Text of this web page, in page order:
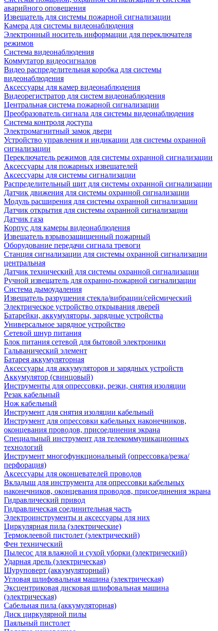
аварийного оповещения
Извещатель для системы пожарной сигнализации
Камера для системы видеонаблюдения
Электронный носитель информации для переключателя
режимов
Система видеонаблюдения
Коммутатор видеосигналов
Видео распределительная коробка для системы
видеонаблюдения
Аксессуары для камер видеонаблюдения
Видеорегистратор для систем видеонаблюдения
Центральная система пожарной сигнализации
Преобразователь сигнала для системы видеонаблюдения
Система контроля доступа
Электромагнитный замок двери
Устройство управления и индикации для системы охранной
сигнализации
Переключатель режимов для системы охранной сигнализации
Аксессуары для пожарных извещателей
Аксессуары для системы сигнализации
Распределительный щит для системы охранной сигнализации
Датчик движения для системы охранной сигнализации
Модуль расширения для системы охранной сигнализации
Датчик открытия для системы охранной сигнализации
Датчик газа
Корпус для камеры видеонаблюдения
Извещатель взрывозащищенный пожарный
Оборудование передачи сигнала тревоги
Станция сигнализации для системы охранной сигнализации
центральная
Датчик технический для системы охранной сигнализации
Ручной извещатель для охранно-пожарной сигнализации
Система дымоудаления
Извещатель разрушения стекла/вибрации/сейсмический
Электрическое устройство открывания дверей
Батарейки, аккумуляторы, зарядные устройства
Универсальное зарядное устройство
Сетевой шнур питания
Блок питания сетевой для бытовой электроники
Гальванический элемент
Батарея аккумуляторная
Аксессуары для аккумуляторов и зарядных устройств
Аккумулятор (свинцовый)
Инструменты для опрессовки, резки, снятия изоляции
Резак кабельный
Нож кабельный
Инструмент для снятия изоляции кабельный
Инструмент для опрессовки кабельных наконечников,
оконцевания проводов, присоединения экрана
Специальный инструмент для телекоммуникационных
технологий
Инструмент многофункциональный (опрессовка/резка/
перфорация)
Аксессуары для оконцевателей проводов
Вкладыш для инструмента для опрессовки кабельных
наконечников, оконцевания проводов, присоединения экрана
Гидравлический привод
Гидравлическая соединительная часть
Электроинструменты и аксессуары для них
Циркулярная пила (электрические)
Термоклеевой пистолет (электрический)
Фен технический
Пылесос для влажной и сухой уборки (электрический)
Ударная дрель (электрическая)
Шуруповерт (аккумуляторный)
Угловая шлифовальная машина (электрическая)
Эксцентриковая дисковая шлифовальная машина
(электрическая)
Сабельная пила (аккумуляторная)
Диск циркулярной пилы
Паяльный пистолет